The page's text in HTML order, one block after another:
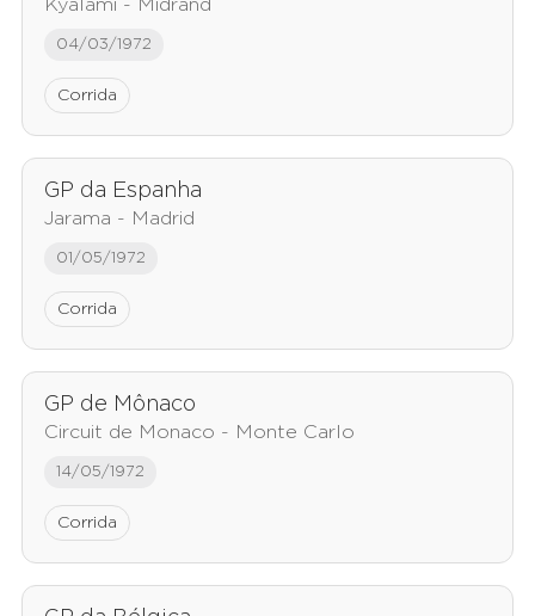
Kyalami - Midrand
04/03/1972
Corrida
GP da Espanha
Jarama - Madrid
01/05/1972
Corrida
GP de Mônaco
Circuit de Monaco - Monte Carlo
14/05/1972
Corrida